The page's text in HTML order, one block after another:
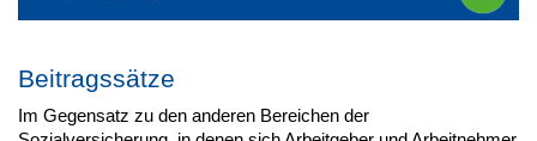
Beitragssätze
Im Gegensatz zu den anderen Bereichen der